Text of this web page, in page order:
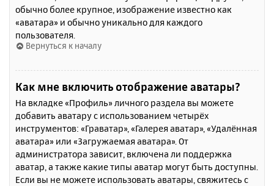
обычно более крупное, изображение известно как
«аватара» и обычно уникально для каждого
пользователя.
Вернуться к началу
Как мне включить отображение аватары?
На вкладке «Профиль» личного раздела вы можете
добавить аватару с использованием четырёх
инструментов: «Граватар», «Галерея аватар», «Удалённая
аватара» или «Загружаемая аватара». От
администратора зависит, включена ли поддержка
аватар, а также какие типы аватар могут быть доступны.
Если вы не можете использовать аватары, свяжитесь с